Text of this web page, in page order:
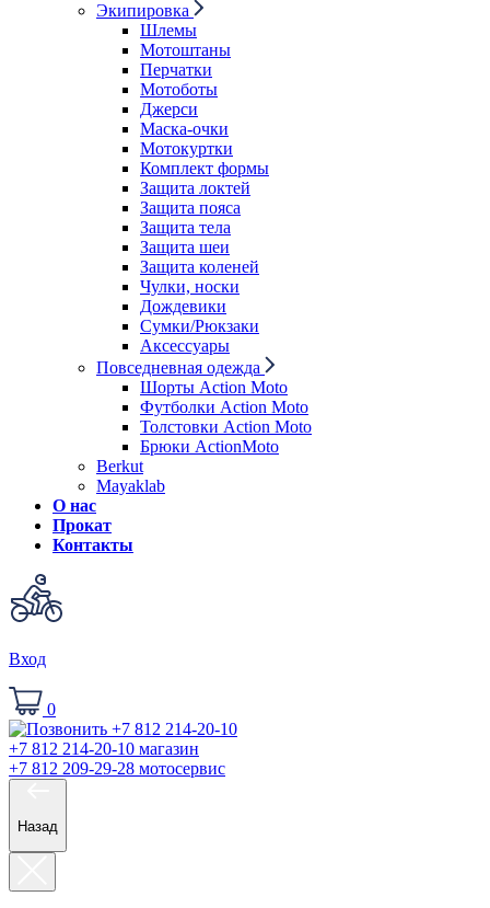
Экипировка
Шлемы
Мотоштаны
Перчатки
Мотоботы
Джерси
Маска-очки
Мотокуртки
Комплект формы
Защита локтей
Защита пояса
Защита тела
Защита шеи
Защита коленей
Чулки, носки
Дождевики
Сумки/Рюкзаки
Аксессуары
Повседневная одежда
Шорты Action Moto
Футболки Action Moto
Толстовки Action Moto
Брюки ActionMoto
Berkut
Mayaklab
О нас
Прокат
Контакты
Вход
0
+7 812 214-20-10 магазин
+7 812 209-29-28 мотосервис
Назад